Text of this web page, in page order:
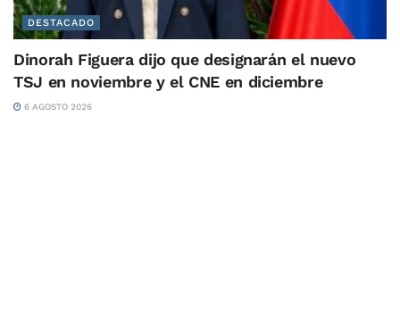
DESTACADO
Dinorah Figuera dijo que designarán el nuevo
TSJ en noviembre y el CNE en diciembre
6 AGOSTO 2026